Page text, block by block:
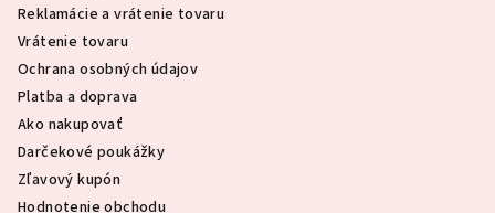
Reklamácie a vrátenie tovaru
Vrátenie tovaru
Ochrana osobných údajov
Platba a doprava
Ako nakupovať
Darčekové poukážky
Zľavový kupón
Hodnotenie obchodu